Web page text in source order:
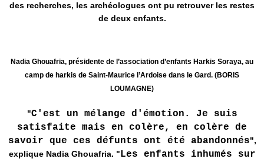
des recherches, les archéologues ont pu retrouver les restes
de deux enfants.
Nadia Ghouafria, présidente de l’association d’enfants Harkis Soraya, au
camp de harkis de Saint-Maurice l’Ardoise dans le Gard. (BORIS
LOUMAGNE)
"C'est un mélange d'émotion. Je suis
satisfaite mais en colère, en colère de
savoir que ces défunts ont été abandonnés",
explique Nadia Ghouafria. "Les enfants inhumés sur